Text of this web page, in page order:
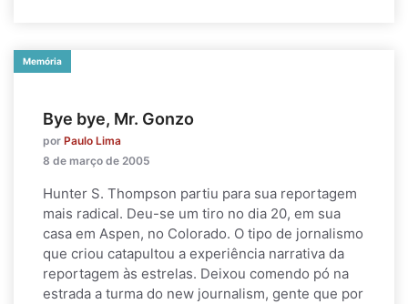
Memória
Bye bye, Mr. Gonzo
por Paulo Lima
8 de março de 2005
Hunter S. Thompson partiu para sua reportagem
mais radical. Deu-se um tiro no dia 20, em sua
casa em Aspen, no Colorado. O tipo de jornalismo
que criou catapultou a experiência narrativa da
reportagem às estrelas. Deixou comendo pó na
estrada a turma do new journalism, gente que por